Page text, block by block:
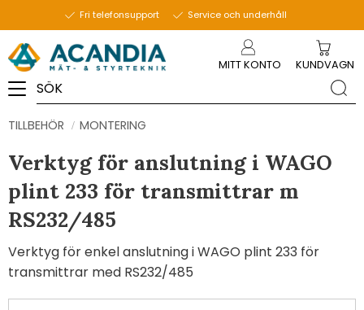
Fri telefonsupport Service och underhåll
MITT KONTO KUNDVAGN
TILLBEHÖR MONTERING
Verktyg för anslutning i WAGO
plint 233 för transmittrar m
RS232/485
Verktyg för enkel anslutning i WAGO plint 233 för
transmittrar med RS232/485